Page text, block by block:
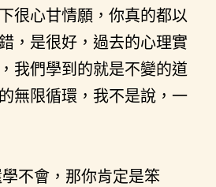
很心甘情願，你真的都以
，是很好，過去的心理實
我們學到的就是不變的道
無限循環，我不是說，一
不會，那你肯定是笨